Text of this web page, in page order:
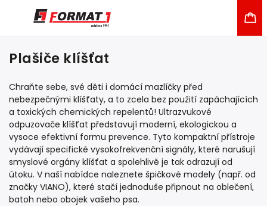
Plašiče klíšťat
Chraňte sebe, své děti i domácí mazlíčky před
nebezpečnými klíšťaty, a to zcela bez použití zapáchajících
a toxických chemických repelentů! Ultrazvukové
odpuzovače klíšťat představují moderní, ekologickou a
vysoce efektivní formu prevence. Tyto kompaktní přístroje
vydávají specifické vysokofrekvenční signály, které narušují
smyslové orgány klíšťat a spolehlivě je tak odrazují od
útoku. V naší nabídce naleznete špičkové modely (např. od
značky VIANO), které stačí jednoduše připnout na oblečení,
batoh nebo obojek vašeho psa.